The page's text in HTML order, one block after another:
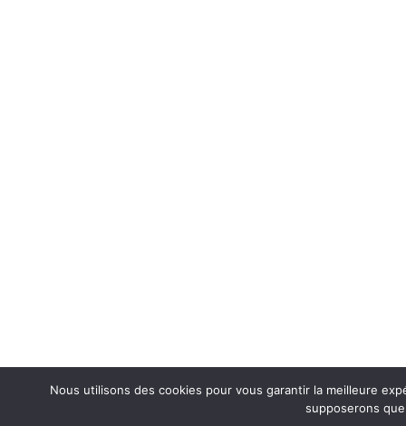
Nous utilisons des cookies pour vous garantir la meilleure
supposerons